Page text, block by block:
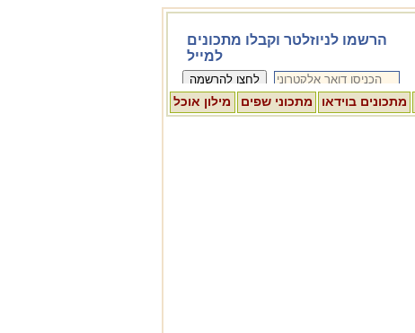
מתכונים בוידאו מתכוני שפים מילון אוכל